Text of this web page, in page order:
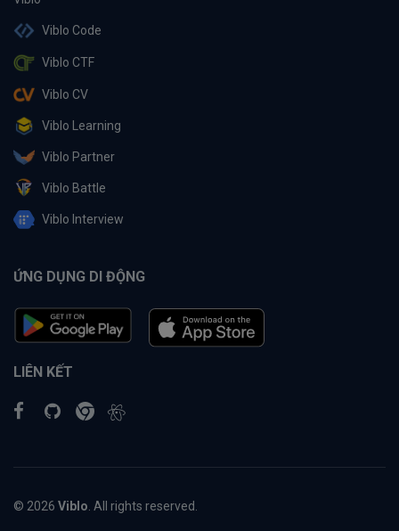
Viblo Code
Viblo CTF
Viblo CV
Viblo Learning
Viblo Partner
Viblo Battle
Viblo Interview
ỨNG DỤNG DI ĐỘNG
LIÊN KẾT
© 2026 Viblo . All rights reserved.